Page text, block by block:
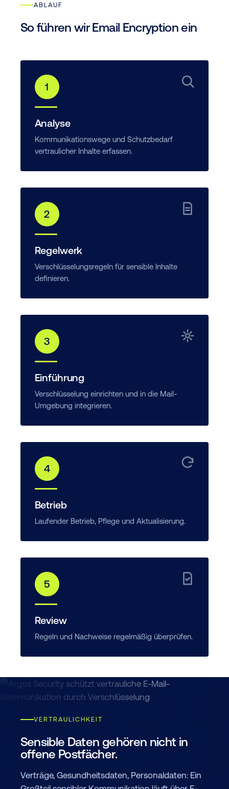
ABLAUF
So führen wir Email Encryption ein
1
Analyse
Kommunikationswege und Schutzbedarf
vertraulicher Inhalte erfassen.
2
Regelwerk
Verschlüsselungsregeln für sensible Inhalte
definieren.
3
Einführung
Verschlüsselung einrichten und in die Mail-
Umgebung integrieren.
4
Betrieb
Laufender Betrieb, Pflege und Aktualisierung.
5
Review
Regeln und Nachweise regelmäßig überprüfen.
VERTRAULICHKEIT
Sensible Daten gehören nicht in
offene Postfächer.
Verträge, Gesundheitsdaten, Personaldaten: Ein